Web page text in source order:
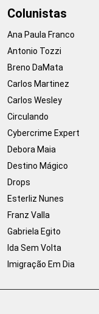
Colunistas
Ana Paula Franco
Antonio Tozzi
Breno DaMata
Carlos Martinez
Carlos Wesley
Circulando
Cybercrime Expert
Debora Maia
Destino Mágico
Drops
Esterliz Nunes
Franz Valla
Gabriela Egito
Ida Sem Volta
Imigração Em Dia